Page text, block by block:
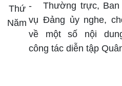
Thứ
Năm
-
Thường trực, Ban
vụ Đảng ủy nghe,
về một số nội
công tác diễn tập